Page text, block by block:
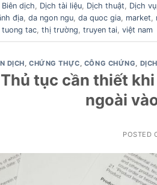
Biên dịch Dịch tài liệu Dịch thuật Dịch vụ
địa da ngon ngu da quoc gia market
tuong tac thị trường truyen tai việt nam
DỊCH ,CHỨNG THỰC CÔNG CHỨNG
Thủ tục cần thiết
ngoài
POSTED